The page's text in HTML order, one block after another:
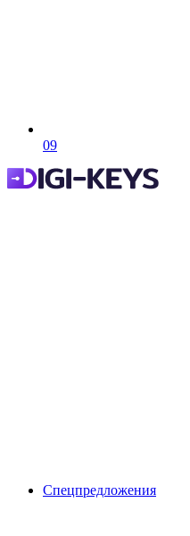
09
Спецпредложения